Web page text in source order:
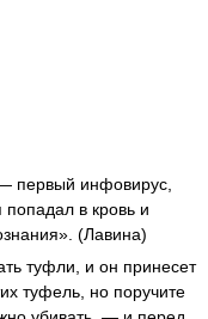
первый инфовирус,
попадал в кровь и
(Лавина)
туфли, и он принесет
туфель, но поручите